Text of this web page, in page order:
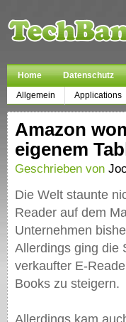
Home Datenschutz
Allgemein
Applications
Amazon
eigenem
Geschrieben von
Die Welt staunte
Reader auf dem
Unternehmen
Allerdings ging die
verkaufter E-
Books zu steigern.
Allerdings kam